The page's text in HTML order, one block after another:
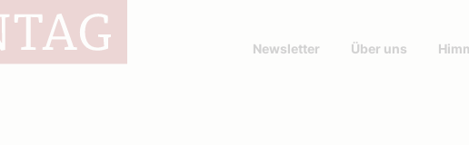
Newsletter Über uns